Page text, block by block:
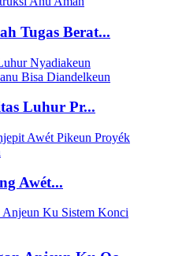
Tugas Berat...
Luhur Pr...
Awét...